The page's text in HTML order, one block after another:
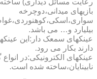
رعایت مسائل دیداری)
بازیهای میدانی،دوچرخه
بیلیارد و… می باشد.
عینکهای سمعک دار:این
دارند بکار می رود.
عینکهای الکترونیکی:در
نابینایان،ساخته شده است.